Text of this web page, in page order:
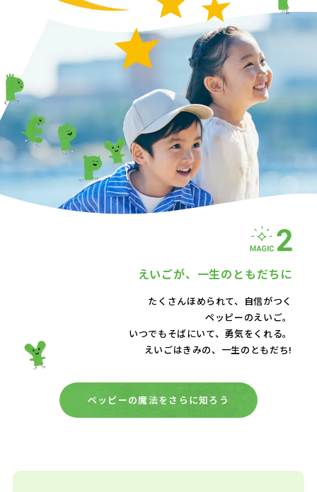
えいごが、 一生のともだちに
たくさんほめられて、自信がつく
ペッピーのえいご。
いつでもそばにいて、 勇気をくれる。
えいごはきみの、一生のともだち!
ペッピーの魔法をさらに知ろう